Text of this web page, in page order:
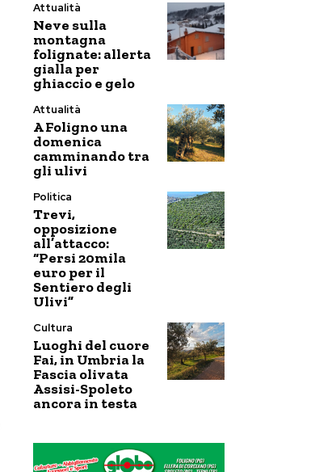
Attualità
Neve sulla
montagna
folignate: allerta
gialla per
ghiaccio e gelo
Attualità
A Foligno una
domenica
camminando tra
gli ulivi
Politica
Trevi,
opposizione
all’attacco:
“Persi 20mila
euro per il
Sentiero degli
Ulivi”
Cultura
Luoghi del cuore
Fai, in Umbria la
Fascia olivata
Assisi-Spoleto
ancora in testa